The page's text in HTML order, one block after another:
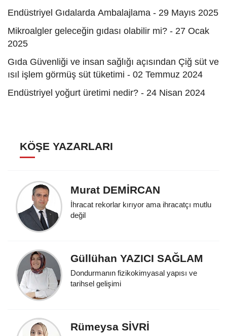
Endüstriyel Gıdalarda Ambalajlama - 29 Mayıs 2025
Mikroalgler geleceğin gıdası olabilir mi? - 27 Ocak
2025
Gıda Güvenliği ve insan sağlığı açısından Çiğ süt ve
ısıl işlem görmüş süt tüketimi - 02 Temmuz 2024
Endüstriyel yoğurt üretimi nedir? - 24 Nisan 2024
KÖŞE YAZARLARI
Murat DEMİRCAN
İhracat rekorlar kırıyor ama ihracatçı mutlu
değil
Güllühan YAZICI SAĞLAM
Dondurmanın fizikokimyasal yapısı ve
tarihsel gelişimi
Rümeysa SİVRİ